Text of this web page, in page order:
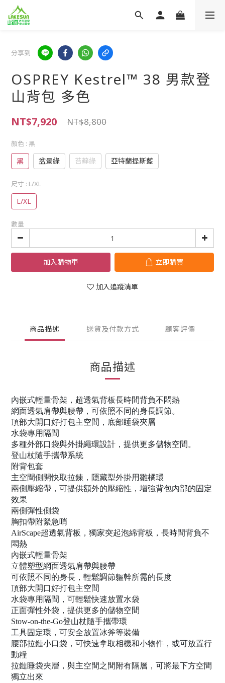
分享到
OSPREY Kestrel™ 38 男款登
山背包 多色
NT$7,920 NT$8,800
顏色 : 黑
黑 盆景綠 苔蘚綠 亞特蘭提斯藍
尺寸 : L/XL
L/XL
數量
加入購物車 立即購買
加入追蹤清單
商品描述 送貨及付款方式 顧客評價
商品描述
內嵌式輕量骨架，超透氣背板長時間背負不悶熱
網面透氣肩帶與腰帶，可依照不同的身長調節。
頂部大開口好打包主空間，底部睡袋夾層
水袋專用隔間
多種外部口袋與外掛繩環設計，提供更多儲物空間。
登山杖隨手攜帶系統
附背包套
主空間側開快取拉鍊，隱藏型外掛用雛橘環
兩側壓縮帶，可提供額外的壓縮性，增強背包內部的固定
效果
兩側彈性側袋
胸扣帶附緊急哨
AirScape超透氣背板，獨家突起泡綿背板，長時間背負不
悶熱
內嵌式輕量骨架
立體塑型網面透氣肩帶與腰帶
可依照不同的身長，輕鬆調節軀幹所需的長度
頂部大開口好打包主空間
水袋專用隔間，可輕鬆快速放置水袋
正面彈性外袋，提供更多的儲物空間
Stow-on-the-Go登山杖隨手攜帶環
工具固定環，可安全放置冰斧等裝備
腰部拉鏈小口袋，可快速拿取相機和小物件，或可放置行
動糧
拉鏈睡袋夾層，與主空間之間附有隔層，可將最下方空間
獨立出來